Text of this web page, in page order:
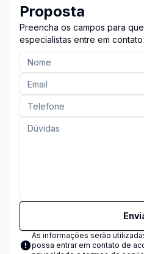
Proposta
Preencha os campos para
especialistas entre em contato
As informações serão
possa entrar em contato de